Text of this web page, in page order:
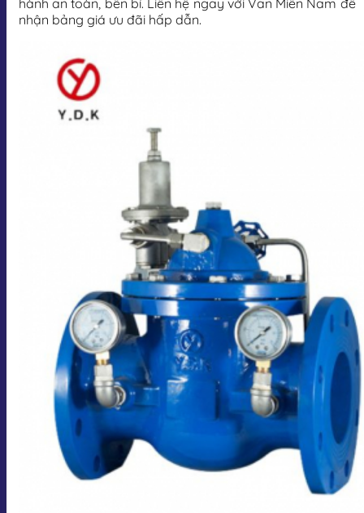
hành an toàn, bền bỉ. Liên hệ ngay với Van Miền Nam để
nhận bảng giá ưu đãi hấp dẫn.